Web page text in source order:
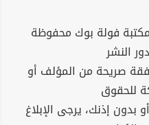
فولة بوك محفوظة
النشر
صريحة من المؤلف أو
للحقوق
إذنك، يرجى الإبلاغ